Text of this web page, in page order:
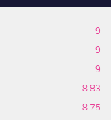
9
9
9
8.83
8.75